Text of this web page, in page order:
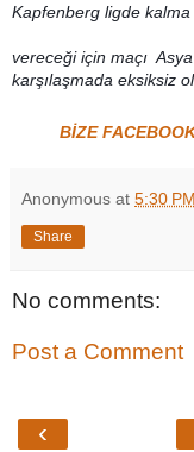
Kapfenberg ligde
vereceğiiçin maçı Asya
karşılaşmada eksiksiz
BİZE
Anonymous at 5:30 PM
Share
No comments:
Post a Comment
‹